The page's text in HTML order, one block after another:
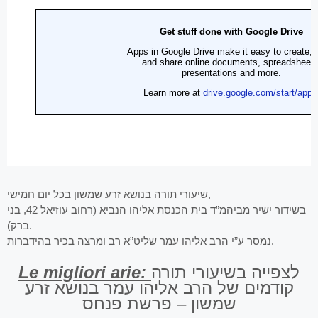
שיעורי תורה בנושא זרע שמשון בכל יום חמישי,
בשידור ישיר מביהמ”ד בית הכנסת אליהו הנביא (רחוב עוזיאל 42, בני
ברק).
נמסר ע”י הרב אליהו עמר שליט”א רב ומרצה בכיר בהידברות.
Le migliori arie: לצפייה בשיעורי תורה
קודמים של הרב אליהו עמר בנושא זרע
שמשון – פרשת פנחס